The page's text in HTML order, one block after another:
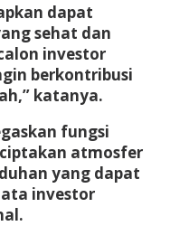
dapat
sehat dan
investor
berkontribusi
katanya.
fungsi
atmosfer
yang dapat
investor